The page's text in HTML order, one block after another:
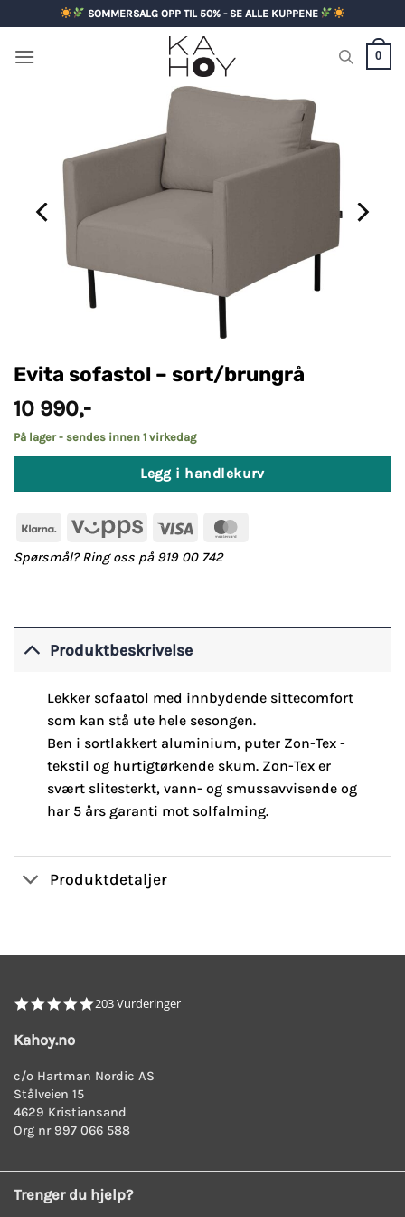
to
content
SOMMERSALG OPP TIL 50% - SE ALLE KUPPENE
0
Evita sofastol – sort/brungrå
10 990,-
På lager - sendes innen 1 virkedag
Legg i handlekurv
Klarna Vipps Visa
Spørsmål? Ring oss på 919 00 742
Produktbeskrivelse
Lekker sofaatol med innbydende sittecomfort
som kan stå ute hele sesongen.
Ben i sortlakkert aluminium, puter Zon-Tex -
tekstil og hurtigtørkende skum. Zon-Tex er
svært slitesterkt, vann- og smussavvisende og
har 5 års garanti mot solfalming.
Produktdetaljer
4.8
203 Vurderinger
Kahoy.no
c/o Hartman Nordic AS
Stålveien 15
4629 Kristiansand
Org nr 997 066 588
Trenger du hjelp?